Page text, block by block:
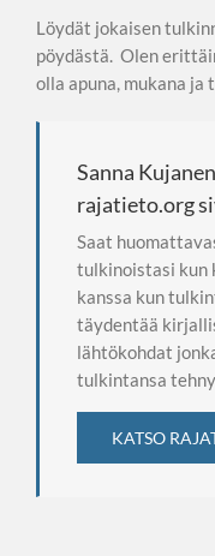
Löydät jokaisen
pöydästä. Olen
olla apuna, mukana ja
Sanna
rajatieto.org
Saat
tulkinoistasi kun
kanssa kun
täydentää
lähtökohdat
tulkintansa
KATSO